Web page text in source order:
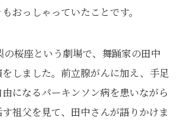
おっしゃっていたことです。
の桜座という劇場で、舞踊家の田中
しました。前立腺がんに加え、手足
になるパーキンソン病を患いながら
祖父を見て、田中さんが語りかけま